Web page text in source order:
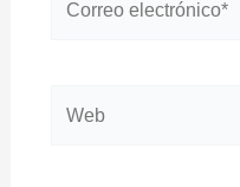
electrónico*